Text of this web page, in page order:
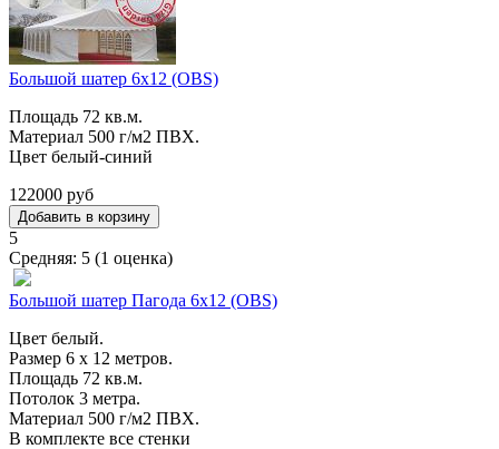
Большой шатер 6х12 (OBS)
Площадь 72 кв.м.
Материал 500 г/м2 ПВХ.
Цвет белый-синий
122000 руб
5
Средняя: 5 (1 оценка)
Большой шатер Пагода 6х12 (OBS)
Цвет белый.
Размер 6 х 12 метров.
Площадь 72 кв.м.
Потолок 3 метра.
Материал 500 г/м2 ПВХ.
В комплекте все стенки